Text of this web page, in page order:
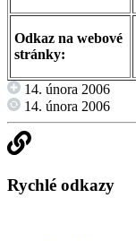
Odkaz na webové
stránky:
14. února 2006
14. února 2006
Rychlé odkazy